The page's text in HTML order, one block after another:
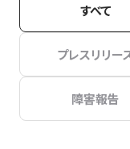
すべて
プレスリリー
障害報告